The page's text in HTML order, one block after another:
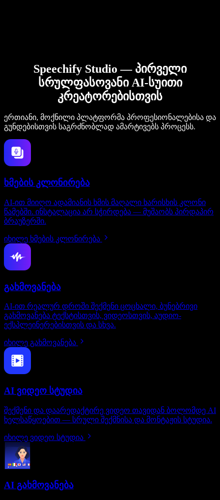
Speechify Studio — პირველი
სრულფასოვანი AI-სუითი
კრეატორებისთვის
ერთიანი, მოქნილი პლატფორმა პროფესიონალებისა და
გუნდებისთვის საგრძნობლად ამარტივებს პროცესს.
ხმების კლონირება
AI-ით მიიღო ადამიანის ხმის მაღალი ხარისხის კლონი
წამებში. ინსტალაცია არ სჭირდება — მუშაობს პირდაპირ
ბრაუზერში.
იხილე ხმების კლონირება
გახმოვანება
AI-ით რეალურ დროში შექმენი ცოცხალი, ბუნებრივი
გახმოვანება ტექსტისთვის, ვიდეოსთვის, აუდიო-
ექსპლეინერებისთვის და სხვა.
იხილე გახმოვანება
AI ვიდეო სტუდია
შექმენი და დაარედაქტირე ვიდეო თავიდან ბოლომდე AI
ხელსაწყოებით — სრული შექმნისა და მონტაჟის სტუდია.
იხილე ვიდეო სტუდია
AI გახმოვანება